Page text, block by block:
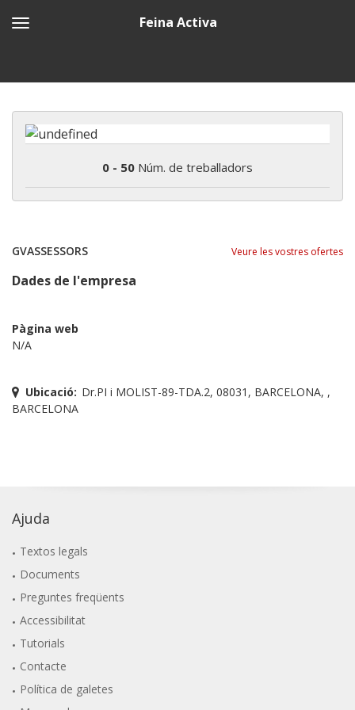
Feina Activa
0 - 50 Núm. de treballadors
GVASSESSORS Veure les vostres ofertes
Dades de l'empresa
Pàgina web
N/A
Ubicació: Dr.PI i MOLIST-89-TDA.2, 08031, BARCELONA, ,
BARCELONA
Ajuda
Textos legals
Documents
Preguntes freqüents
Accessibilitat
Tutorials
Contacte
Política de galetes